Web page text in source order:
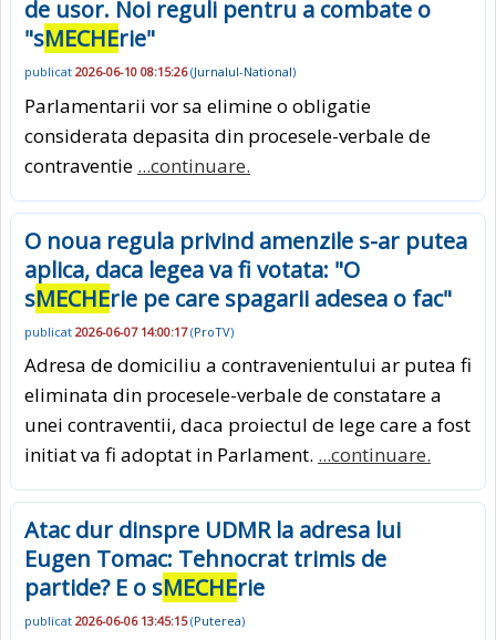
de usor. Noi reguli pentru a combate o
"sMECHErie"
publicat 2026-06-10 08:15:26(Jurnalul-National)
Parlamentarii vor sa elimine o obligatie
considerata depasita din procesele-verbale de
contraventie ...continuare.
O noua regula privind amenzile s-ar putea
aplica, daca legea va fi votata: "O
sMECHErie pe care spagarii adesea o fac"
publicat 2026-06-07 14:00:17(ProTV)
Adresa de domiciliu a contravenientului ar putea fi
eliminata din procesele-verbale de constatare a
unei contraventii, daca proiectul de lege care a fost
initiat va fi adoptat in Parlament. ...continuare.
Atac dur dinspre UDMR la adresa lui
Eugen Tomac: Tehnocrat trimis de
partide? E o sMECHErie
publicat 2026-06-06 13:45:15(Puterea)